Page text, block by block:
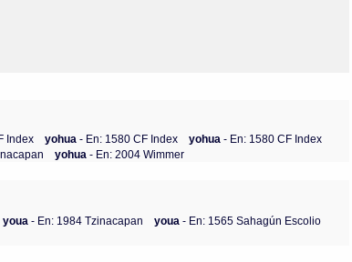
Index yohua- En: 1580 CF Index yohua- En: 1580 CF Index
yohua- En: 2004 Wimmer
youa - En: 1984 Tzinacapan youa - En: 1565 Sahagún Escolio